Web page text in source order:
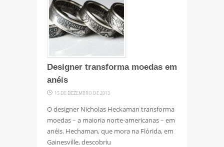
Designer transforma moedas em
anéis
15 DE DEZEMBRO DE 2013
O designer Nicholas Heckaman transforma
moedas – a maioria norte-americanas – em
anéis. Hechaman, que mora na Flórida, em
Gainesville, descobriu